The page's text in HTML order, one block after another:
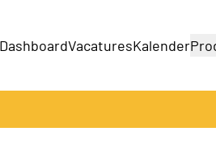
VacaturesKalender